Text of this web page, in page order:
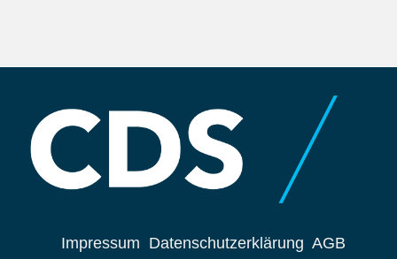
Impressum Datenschutzerklärung AGB